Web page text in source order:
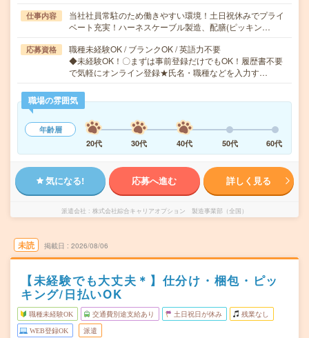
仕事内容
当社社員常駐のため働きやすい環境！土日祝休みでプライ
ベート充実！ハーネスケーブル製造、配膳(ピッキン…
応募資格
職種未経験OK / ブランクOK / 英語力不要
◆未経験OK！〇まずは事前登録だけでもOK！履歴書不要
で気軽にオンライン登録★氏名・職種などを入力す…
職場の雰囲気
年齢層
20代
30代 40代 50代 60代
気になる! 応募へ進む 詳しく見る
派遣会社 株式会社綜合キャリアオプション 製造事業部（全国）
未読 掲載日 2026/08/06
【未経験でも大丈夫＊】仕分け・梱包・ピッ
キング/日払いOK
職種未経験OK 交通費別途支給あり 土日祝日が休み 残業なし
WEB登録OK 派遣